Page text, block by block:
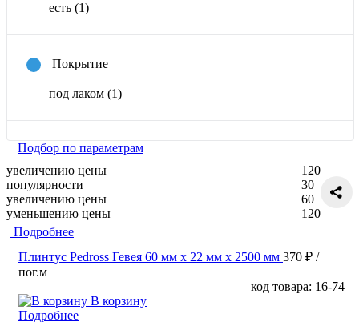
есть (1)
Покрытие
под лаком (1)
Подбор по параметрам
увеличению цены
популярности
увеличению цены
уменьшению цены
120
30
60
120
Подробнее
Плинтус Pedross Гевея 60 мм х 22 мм х 2500 мм 370 ₽ /
пог.м
код товара: 16-74
В корзину
Подробнее